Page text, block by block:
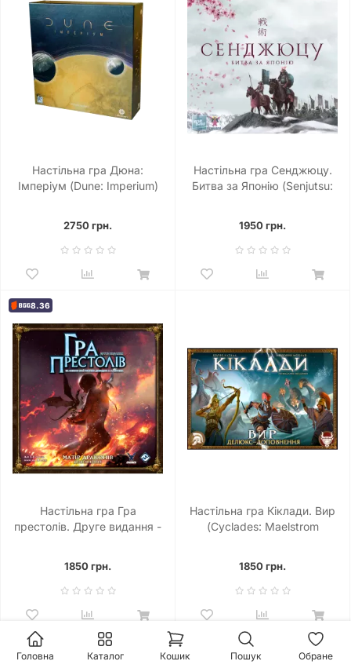
Настільна гра Дюна:
Імперіум (Dune: Imperium)
2750 грн.
Настільна гра Сенджюцу.
Битва за Японію (Senjutsu:
1950 грн.
8.36
Настільна гра Гра
престолів. Друге видання -
1850 грн.
Настільна гра Кіклади. Вир
(Cyclades: Maelstrom
1850 грн.
8.25
Головна Каталог Кошик Пошук Обране